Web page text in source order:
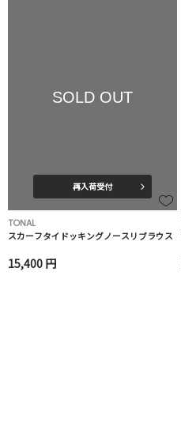
SOLD OUT
再入荷受付
TONAL
スカーフタイドッキングノースリブラウス
15,400 円